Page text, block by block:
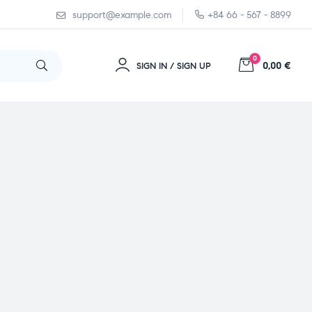
support@example.com +84 66 - 567 - 8899
SIGN IN / SIGN UP
0
0,00 €